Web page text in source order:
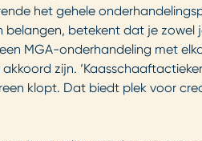
het gehele
betekent dat je zowel
MGA-onderhandeling met
zijn.
klopt. Dat biedt plek voor